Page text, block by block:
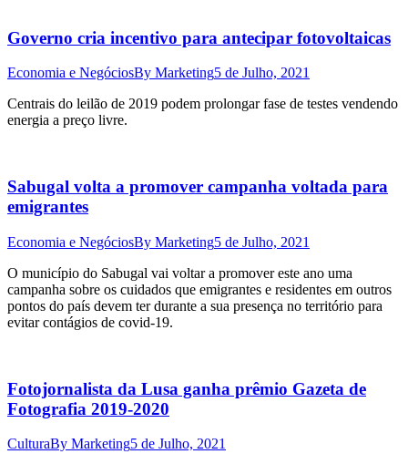
Governo cria incentivo para antecipar fotovoltaicas
Economia e NegóciosBy Marketing5 de Julho, 2021
Centrais do leilão de 2019 podem prolongar fase de testes vendendo
energia a preço livre.
Sabugal volta a promover campanha voltada para
emigrantes
Economia e NegóciosBy Marketing5 de Julho, 2021
O município do Sabugal vai voltar a promover este ano uma
campanha sobre os cuidados que emigrantes e residentes em outros
pontos do país devem ter durante a sua presença no território para
evitar contágios de covid-19.
Fotojornalista da Lusa ganha prêmio Gazeta de
Fotografia 2019-2020
CulturaBy Marketing5 de Julho, 2021